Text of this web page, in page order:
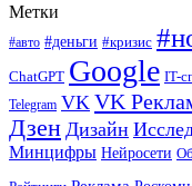
Метки
#авто #деньги #кризис
ChatGPT Google IT-
Telegram VK VK
Дзен Дизайн
Минцифры Нейросети